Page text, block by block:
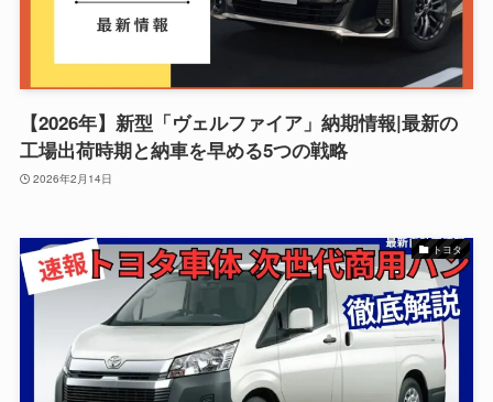
【2026年】新型「ヴェルファイア」納期情報|最新の
工場出荷時期と納車を早める5つの戦略
2026年2月14日
トヨタ